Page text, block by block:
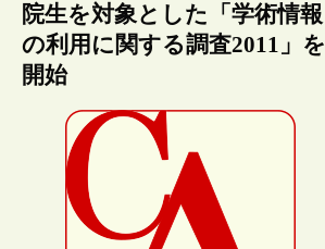
院生を対象とした「学術情報
の利用に関する調査2011」を
開始